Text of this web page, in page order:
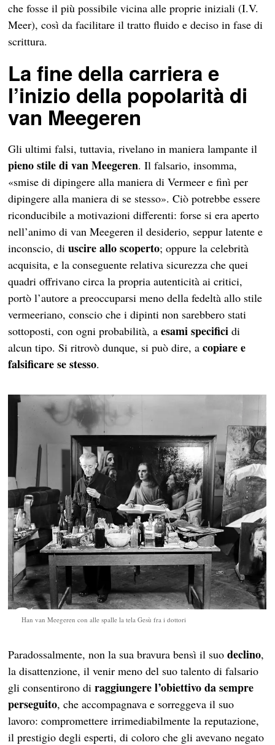
che fosse il più possibile vicina alle proprie iniziali (I.V.
Meer), così da facilitare il tratto fluido e deciso in fase di
scrittura.
La fine della carriera e
l’inizio della popolarità di
van Meegeren
Gli ultimi falsi, tuttavia, rivelano in maniera lampante il
pieno stile di van Meegeren. Il falsario, insomma,
«smise di dipingere alla maniera di Vermeer e finì per
dipingere alla maniera di se stesso». Ciò potrebbe essere
riconducibile a motivazioni differenti: forse si era aperto
nell’animo di van Meegeren il desiderio, seppur latente e
inconscio, diuscire allo scoperto; oppure la celebrità
acquisita, e la conseguente relativa sicurezza che quei
quadri offrivano circa la propria autenticità ai critici,
portò l’autore a preoccuparsi meno della fedeltà allo stile
vermeeriano, conscio che i dipinti non sarebbero stati
sottoposti, con ogni probabilità, aesami specificidi
alcun tipo. Si ritrovò dunque, si può dire, acopiare e
falsificare se stesso.
Han van Meegeren con alle spalle la tela Gesù fra i dottori
Paradossalmente, non la sua bravura bensì il suodeclino,
la disattenzione, il venir meno del suo talento di falsario
gli consentirono diraggiungere l’obiettivo da sempre
perseguito, che accompagnava e sorreggeva il suo
lavoro: compromettere irrimediabilmente la reputazione,
il prestigio degli esperti, di coloro che gli avevano negato